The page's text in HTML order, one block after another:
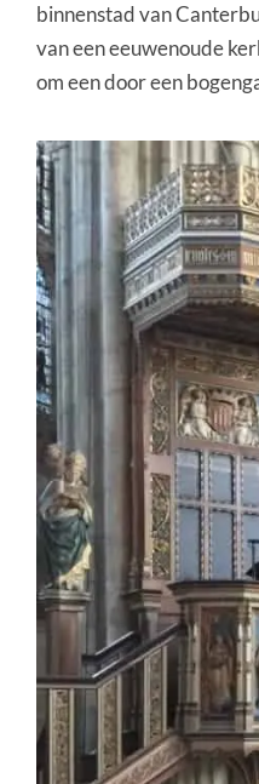
binnenstad van
van een eeuwenoude
om een door een